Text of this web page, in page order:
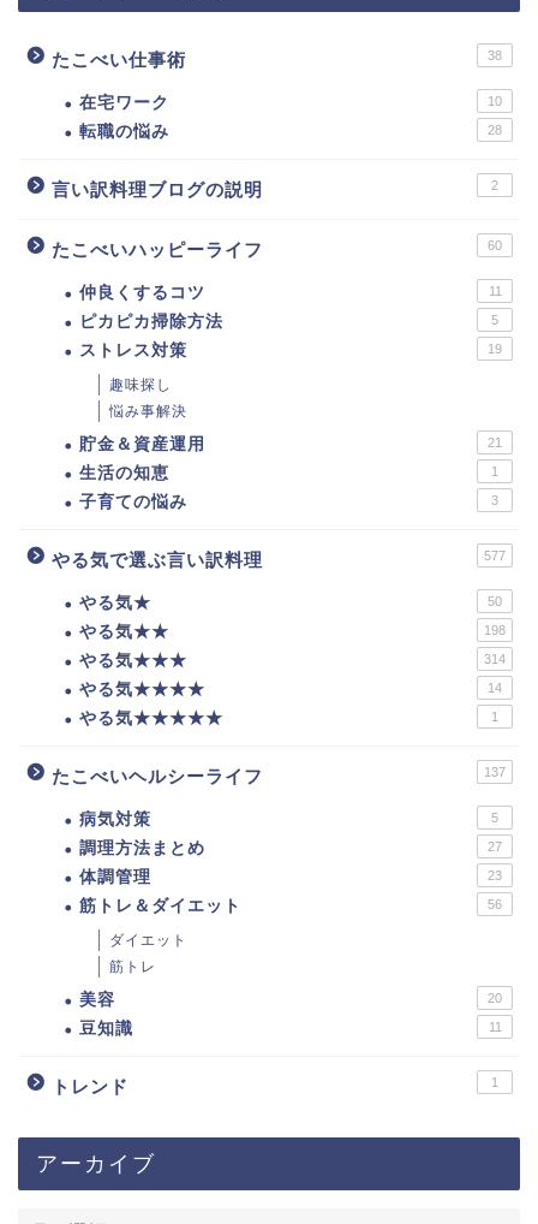
たこべい仕事術 38
在宅ワーク 10
転職の悩み 28
言い訳料理ブログの説明 2
たこべいハッピーライフ 60
仲良くするコツ 11
ピカピカ掃除方法 5
ストレス対策 19
趣味探し
悩み事解決
貯金＆資産運用 21
生活の知恵 1
子育ての悩み 3
やる気で選ぶ言い訳料理 577
やる気★ 50
やる気★★ 198
やる気★★★ 314
やる気★★★★ 14
やる気★★★★★ 1
たこべいヘルシーライフ 137
病気対策 5
調理方法まとめ 27
体調管理 23
筋トレ＆ダイエット 56
ダイエット
筋トレ
美容 20
豆知識 11
トレンド 1
アーカイブ